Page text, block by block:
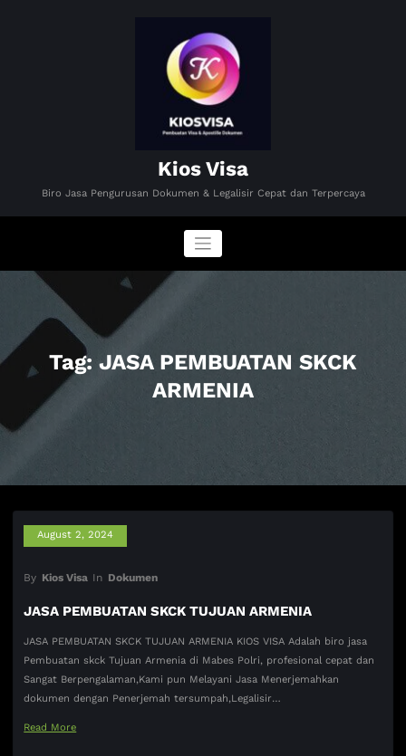
Kios Visa
Biro Jasa Pengurusan Dokumen & Legalisir Cepat dan Terpercaya
Tag: JASA PEMBUATAN SKCK
ARMENIA
August 2, 2024
By Kios Visa In Dokumen
JASA PEMBUATAN SKCK TUJUAN ARMENIA
JASA PEMBUATAN SKCK TUJUAN ARMENIA KIOS VISA Adalah biro jasa
Pembuatan skck Tujuan Armenia di Mabes Polri, profesional cepat dan
Sangat Berpengalaman,Kami pun Melayani Jasa Menerjemahkan
dokumen dengan Penerjemah tersumpah,Legalisir…
Read More